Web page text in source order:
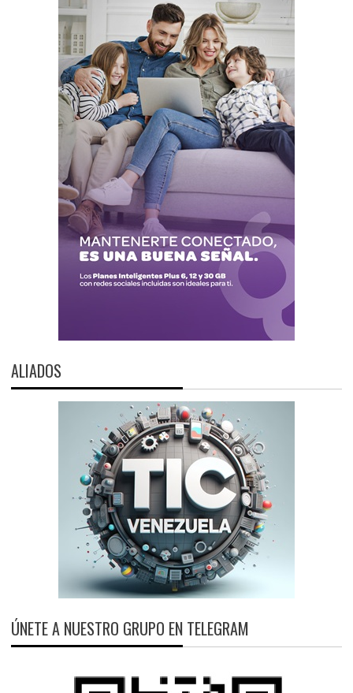
ALIADOS
ÚNETE A NUESTRO GRUPO EN TELEGRAM